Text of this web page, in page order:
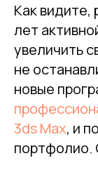
Как видите,
лет
увеличить
не
новые
3ds Max, и
портфолио.